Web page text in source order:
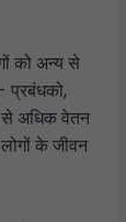
को अन्य से
प्रबंधको,
से अधिक वेतन
के जीवन